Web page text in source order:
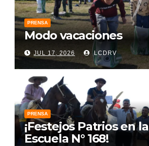
PRENSA
Modo vacaciones
JUL 17, 2026 LCDRV
PRENSA
¡Festejos Patrios en la
Escuela N° 168!